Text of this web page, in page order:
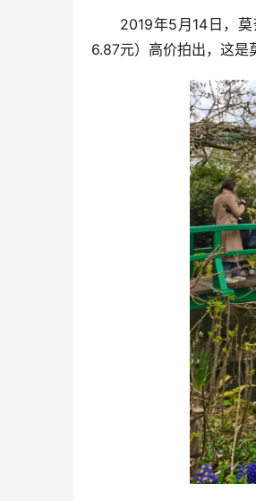
2019年5月14日，
6.87元）高价拍出，这是